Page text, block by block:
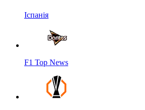
Іспанія
F1 Top News